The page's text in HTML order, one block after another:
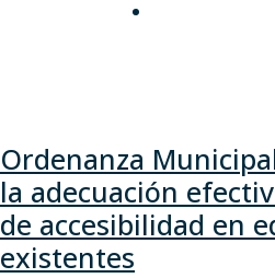
Ordenanza
la adecuación
de accesibilidad en
existentes